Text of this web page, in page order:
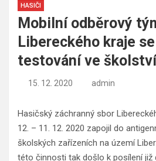
HASIČI
Mobilní odběrový
Libereckého kraje
testování ve školství
15. 12. 2020 admin
Hasičský záchranný sbor
12. – 11. 12. 2020 zapojil do
školských zařízeních na území
této činnosti tak došlo k posílení již